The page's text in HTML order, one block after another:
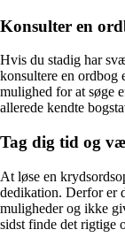
Konsulter en
Hvis du stadig har
konsultere en ordbog
mulighed for at søge
allerede kendte
Tag dig tid og
At løse en
dedikation. Derfor er
muligheder og ikke
sidst finde det rigtige